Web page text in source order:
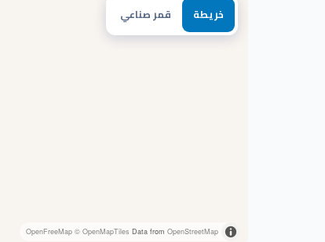
خريطة قمر صناعي
OpenFreeMap © OpenMapTiles Data from OpenStreetMap